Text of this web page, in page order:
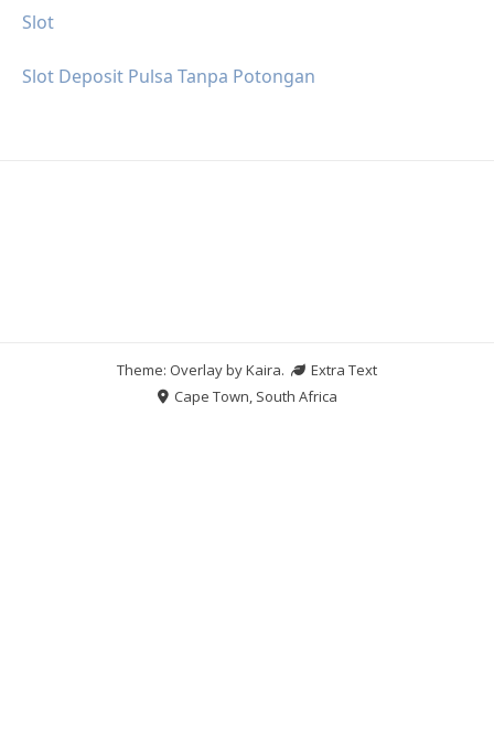
Slot
Slot Deposit Pulsa Tanpa Potongan
Theme: Overlay byKaira.
Extra Text
Cape Town, South Africa